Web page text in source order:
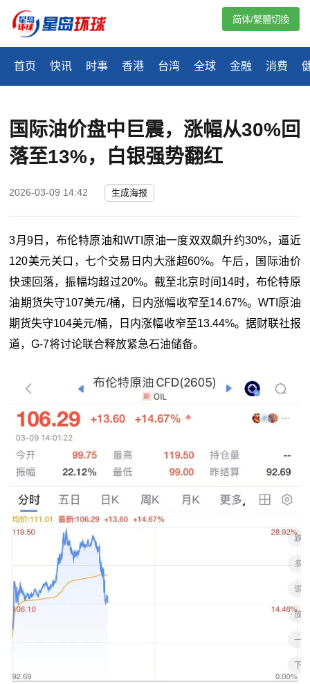
首页 快讯 时事 香港 台湾 全球 金融 消费
简体/繁體切換
国际油价盘中巨震，涨幅从30%回
落至13%，白银强势翻红
2026-03-09 14:42 生成海报
3月9日，布伦特原油和WTI原油一度双双飙升约30%，逼近
120美元关口，七个交易日内大涨超60%。午后，国际油价
快速回落，振幅均超过20%。截至北京时间14时，布伦特原
油期货失守107美元/桶，日内涨幅收窄至14.67%。WTI原油
期货失守104美元/桶，日内涨幅收窄至13.44%。据财联社报
道，G-7将讨论联合释放紧急石油储备。